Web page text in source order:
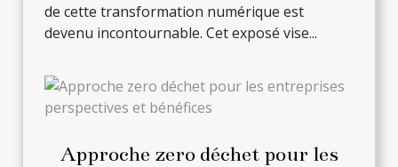
de cette transformation numérique est
devenu incontournable. Cet exposé vise...
Approche zero déchet pour les